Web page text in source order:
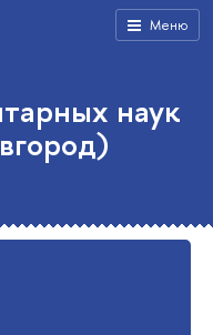
Меню
наук